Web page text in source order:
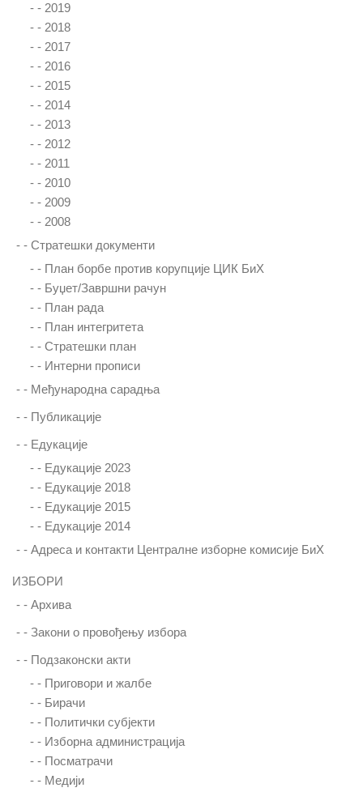
- - 2019
- - 2018
- - 2017
- - 2016
- - 2015
- - 2014
- - 2013
- - 2012
- - 2011
- - 2010
- - 2009
- - 2008
- - Стратешки документи
- - План борбе против корупције ЦИК БиХ
- - Буџет/Завршни рачун
- - План рада
- - План интегритета
- - Стратешки план
- - Интерни прописи
- - Међународна сарадња
- - Публикације
- - Едукације
- - Едукације 2023
- - Едукације 2018
- - Едукације 2015
- - Едукацијe 2014
- - Адреса и контакти Централне изборне комисије БиХ
ИЗБОРИ
- - Архива
- - Закони о провођењу избора
- - Подзаконски акти
- - Приговори и жалбе
- - Бирачи
- - Политички субјекти
- - Изборна администрација
- - Посматрачи
- - Медији